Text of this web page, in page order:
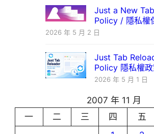
Just a New
Policy / 隱私權
2026 年 5 月 2 日
Just Tab
Policy 隱私權
2026 年 5 月 1 日
2007 年 11 月
一
二 三 四 五